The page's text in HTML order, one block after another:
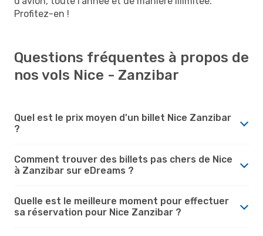
Profitez-en !
Questions fréquentes à propos de
nos vols Nice - Zanzibar
Quel est le prix moyen d'un billet Nice Zanzibar
?
Comment trouver des billets pas chers de Nice
à Zanzibar sur eDreams ?
Quelle est le meilleure moment pour effectuer
sa réservation pour Nice Zanzibar ?